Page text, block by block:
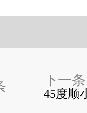
下一条
45度顺